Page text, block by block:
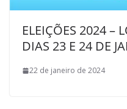
ELEIÇÕES 2024 –
DIAS 23 E 24 DE
22 de janeiro de 2024